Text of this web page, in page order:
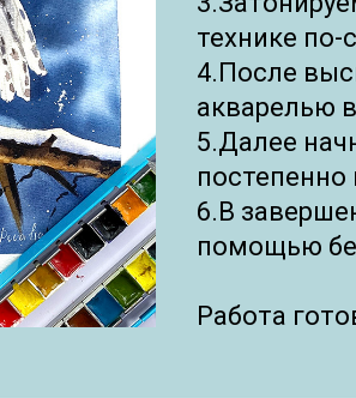
технике
4.После
акварелью
5.Далее
постепенно
6.В
помощью
Работа